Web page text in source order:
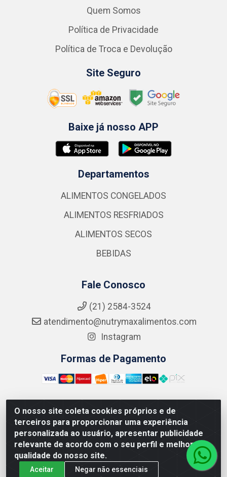
O nosso site coleta cookies próprios e de
terceiros para proporcionar uma experiência
personalizada ao usuário, apresentar publicidade
relevante de acordo com o seu perfil e melhorar a
qualidade do nosso site.
Aceitar Negar não essenciais
Quem Somos
Política de Privacidade
Política de Troca e Devolução
Site Seguro
Baixe já nosso APP
Departamentos
ALIMENTOS CONGELADOS
ALIMENTOS RESFRIADOS
ALIMENTOS SECOS
BEBIDAS
Fale Conosco
(21) 2584-3524
atendimento@nutrymaxalimentos.com
Instagram
Formas de Pagamento
NUTRY MAX COMÉRCIO DE PRODUTOS ALIMENTICIOS
LTDA - RUA DO FEIJÃO, 721 PENHA CIRCULAR/RJ -
CNPJ: 15.796.122/0001-03